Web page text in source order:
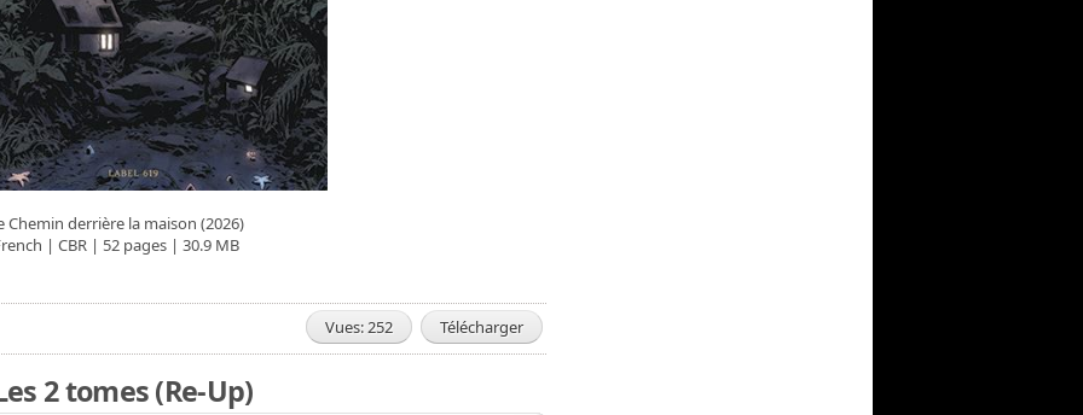
Chemin derrière la maison (2026)
| CBR | 52 pages | 30.9 MB
Vues: 252 Télécharger
2 tomes (Re-Up)